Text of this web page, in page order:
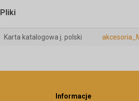
Pliki
Karta katalogowa j. polski
Informacje